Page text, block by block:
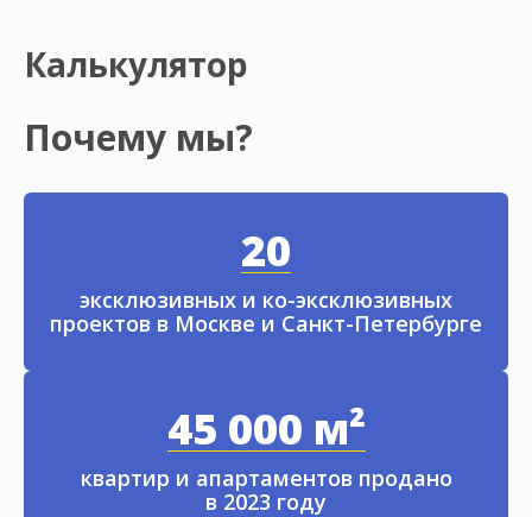
Калькулятор
Почему мы?
20
эксклюзивных и ко-эксклюзивных
проектов в Москве и Санкт-Петербурге
45 000 м²
квартир и апартаментов продано
в 2023 году